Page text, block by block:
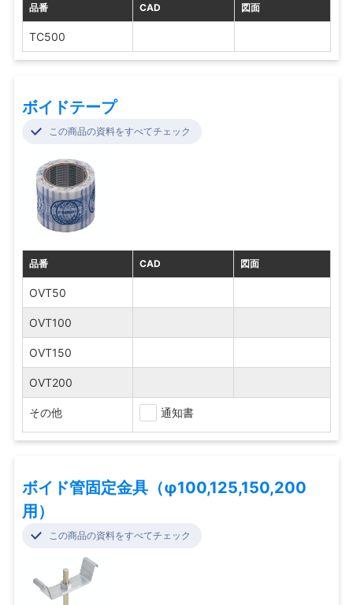
品番 CAD 図面
TC500
ボイドテープ
この商品の資料をすべてチェック
品番 CAD 図面
OVT50
OVT100
OVT150
OVT200
その他 通知書
ボイド管固定金具（φ100,125,150,200
用）
この商品の資料をすべてチェック